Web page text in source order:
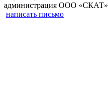
администрация ООО «СКАТ»
написать письмо